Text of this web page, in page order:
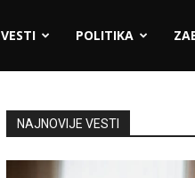
VESTI POLITIKA
NAJNOVIJE VESTI